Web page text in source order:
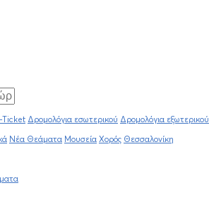
Ticket Δρομολόγια εσωτερικού Δρομολόγια εξωτερικού
Νέα Θεάματα Μουσεία Χορός Θεσσαλονίκη